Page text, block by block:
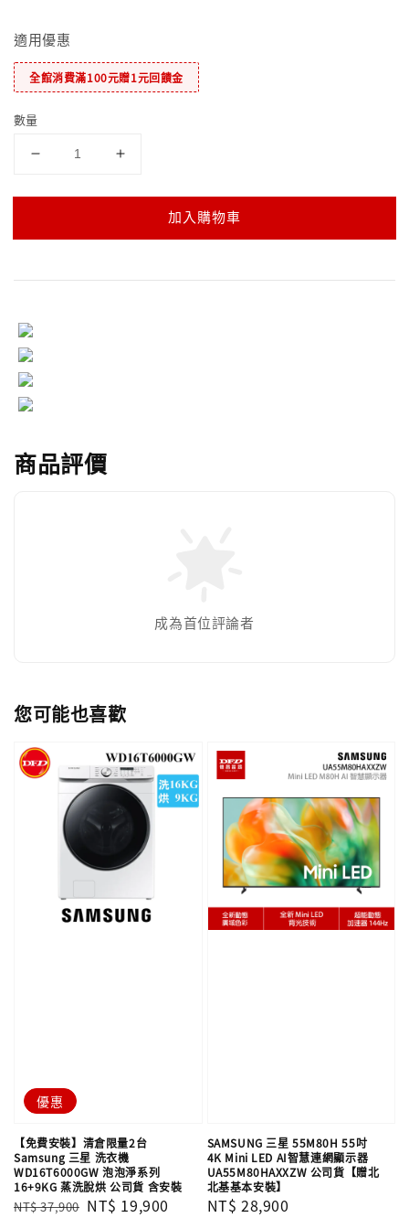
適用優惠
全館消費滿100元贈1元回饋金
數量
加入購物車
商品評價
成為首位評論者
您可能也喜歡
優惠
【免費安裝】清倉限量2台
Samsung 三星 洗衣機
WD16T6000GW 泡泡淨系列
16+9KG 蒸洗脫烘 公司貨 含安裝
Regular
NT$ 37,900 Sale
NT$ 19,900
SAMSUNG 三星 55M80H 55吋
4K Mini LED AI智慧連網顯示器
UA55M80HAXXZW 公司貨【贈北
北基基本安裝】
Regular
NT$ 28,900